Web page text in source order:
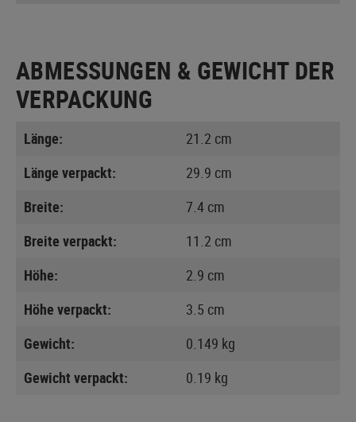
ABMESSUNGEN & GEWICHT DER
VERPACKUNG
Länge:
21.2 cm
Länge verpackt:
29.9 cm
Breite:
7.4 cm
Breite verpackt:
11.2 cm
Höhe:
2.9 cm
Höhe verpackt:
3.5 cm
Gewicht:
0.149 kg
Gewicht verpackt:
0.19 kg